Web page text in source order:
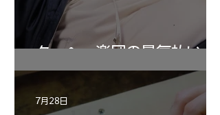
ターヘー楽団の暑気払い
7月28日